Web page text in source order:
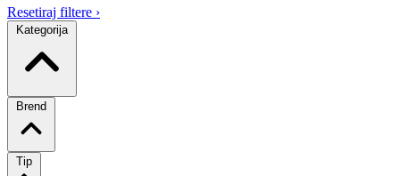
Resetiraj filtere ›
Kategorija
Brend
Tip